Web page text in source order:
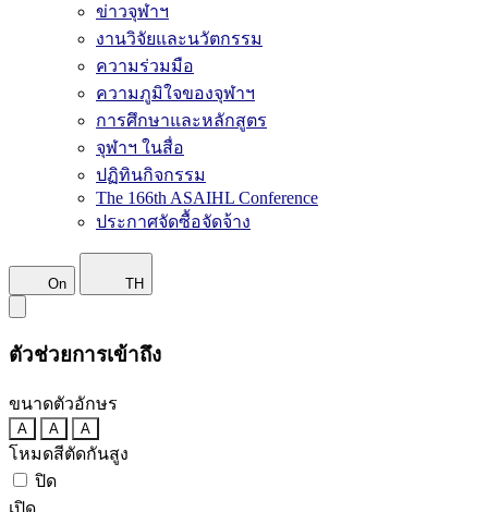
ข่าวจุฬาฯ
งานวิจัยและนวัตกรรม
ความร่วมมือ
ความภูมิใจของจุฬาฯ
การศึกษาและหลักสูตร
จุฬาฯ ในสื่อ
ปฏิทินกิจกรรม
The 166th ASAIHL Conference
ประกาศจัดซื้อจัดจ้าง
On TH
ตัวช่วยการเข้าถึง
ขนาดตัวอักษร
A A A
โหมดสีตัดกันสูง
ปิด